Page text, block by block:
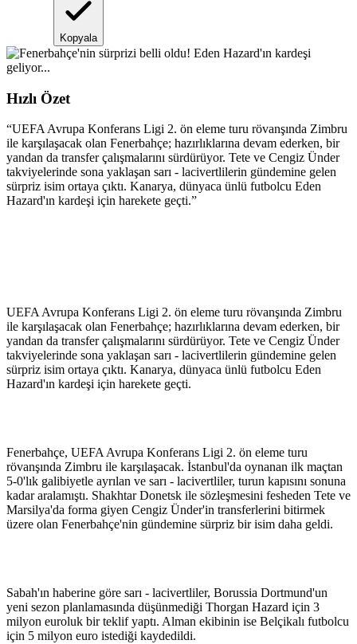
Kopyala
Hızlı Özet
“UEFA Avrupa Konferans Ligi 2. ön eleme turu rövanşında Zimbru
ile karşılaşacak olan Fenerbahçe; hazırlıklarına devam ederken, bir
yandan da transfer çalışmalarını sürdürüyor. Tete ve Cengiz Ünder
takviyelerinde sona yaklaşan sarı - lacivertlilerin gündemine gelen
sürpriz isim ortaya çıktı. Kanarya, dünyaca ünlü futbolcu Eden
Hazard'ın kardeşi için harekete geçti.”
UEFA Avrupa Konferans Ligi 2. ön eleme turu rövanşında Zimbru
ile karşılaşacak olan Fenerbahçe; hazırlıklarına devam ederken, bir
yandan da transfer çalışmalarını sürdürüyor. Tete ve Cengiz Ünder
takviyelerinde sona yaklaşan sarı - lacivertlilerin gündemine gelen
sürpriz isim ortaya çıktı. Kanarya, dünyaca ünlü futbolcu Eden
Hazard'ın kardeşi için harekete geçti.
Fenerbahçe, UEFA Avrupa Konferans Ligi 2. ön eleme turu
rövanşında Zimbru ile karşılaşacak. İstanbul'da oynanan ilk maçtan
5-0'lık galibiyetle ayrılan ve sarı - lacivertliler, turun kapısını sonuna
kadar aralamıştı. Shakhtar Donetsk ile sözleşmesini fesheden Tete ve
Marsilya'da forma giyen Cengiz Ünder'in transferlerini bitirmek
üzere olan Fenerbahçe'nin gündemine sürpriz bir isim daha geldi.
Sabah'ın haberine göre sarı - lacivertliler, Borussia Dortmund'un
yeni sezon planlamasında düşünmediği Thorgan Hazard için 3
milyon euroluk bir teklif yaptı. Alman ekibinin ise Belçikalı futbolcu
için 5 milyon euro istediği kaydedildi.